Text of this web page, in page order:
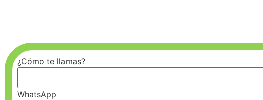
¿Cómo te llamas?
WhatsApp